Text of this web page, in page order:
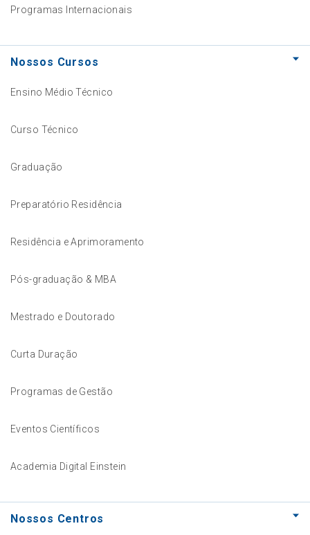
Programas Internacionais
Nossos Cursos
Ensino Médio Técnico
Curso Técnico
Graduação
Preparatório Residência
Residência e Aprimoramento
Pós-graduação & MBA
Mestrado e Doutorado
Curta Duração
Programas de Gestão
Eventos Científicos
Academia Digital Einstein
Nossos Centros